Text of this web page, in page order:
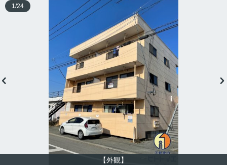
【外観】
1 /24